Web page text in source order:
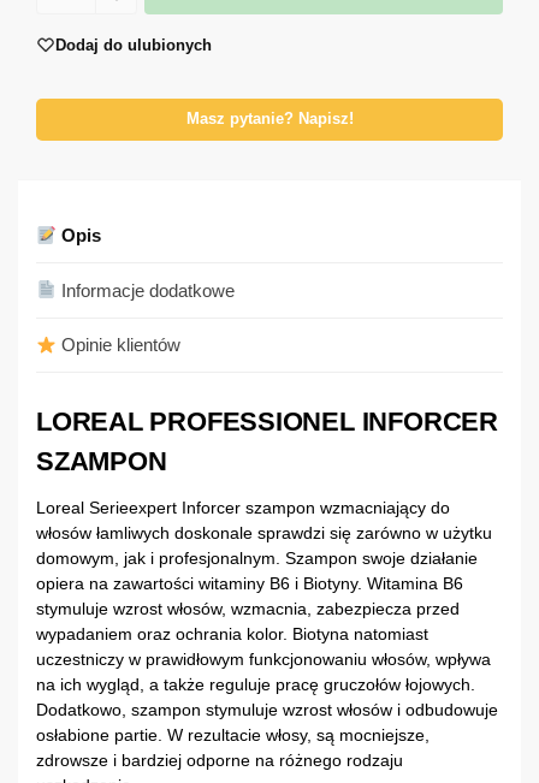
Dodaj do ulubionych
Masz pytanie? Napisz!
Opis
Informacje dodatkowe
Opinie klientów
LOREAL PROFESSIONEL INFORCER
SZAMPON
Loreal Serieexpert Inforcer szampon wzmacniający do
włosów łamliwych doskonale sprawdzi się zarówno w użytku
domowym, jak i profesjonalnym. Szampon swoje działanie
opiera na zawartości witaminy B6 i Biotyny. Witamina B6
stymuluje wzrost włosów, wzmacnia, zabezpiecza przed
wypadaniem oraz ochrania kolor. Biotyna natomiast
uczestniczy w prawidłowym funkcjonowaniu włosów, wpływa
na ich wygląd, a także reguluje pracę gruczołów łojowych.
Dodatkowo, szampon stymuluje wzrost włosów i odbudowuje
osłabione partie. W rezultacie włosy, są mocniejsze,
zdrowsze i bardziej odporne na różnego rodzaju